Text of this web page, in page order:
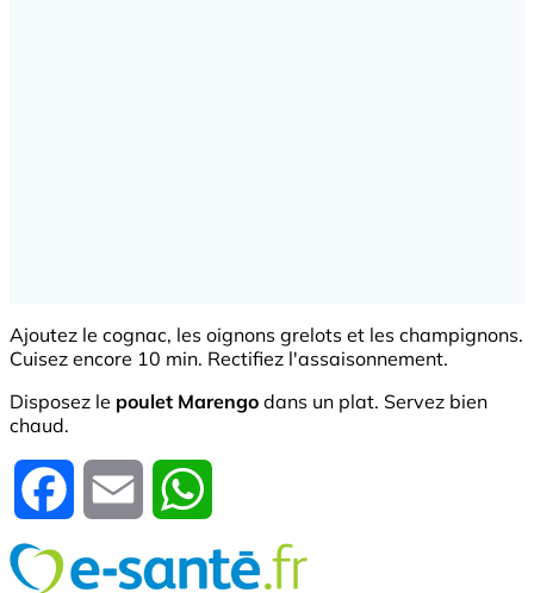
Ajoutez le cognac, les oignons grelots et les champignons.
Cuisez encore 10 min. Rectifiez l'assaisonnement.
Disposez le poulet Marengo dans un plat. Servez bien
chaud.
Facebook Email